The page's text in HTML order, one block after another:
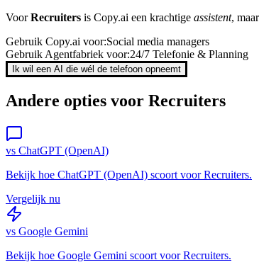
VoorRecruiters is Copy.ai een krachtige assistent,
Gebruik Copy.ai voor:Social media managers
Gebruik Agentfabriek voor:24/7 Telefonie & Planning
Ik wil een AI die wél de telefoon opneemt
Andere opties voor Recruiters
vs ChatGPT (OpenAI)
Bekijk hoe ChatGPT (OpenAI) scoort voorRecruiters.
Vergelijk nu
vs Google Gemini
Bekijk hoe Google Gemini scoort voorRecruiters.